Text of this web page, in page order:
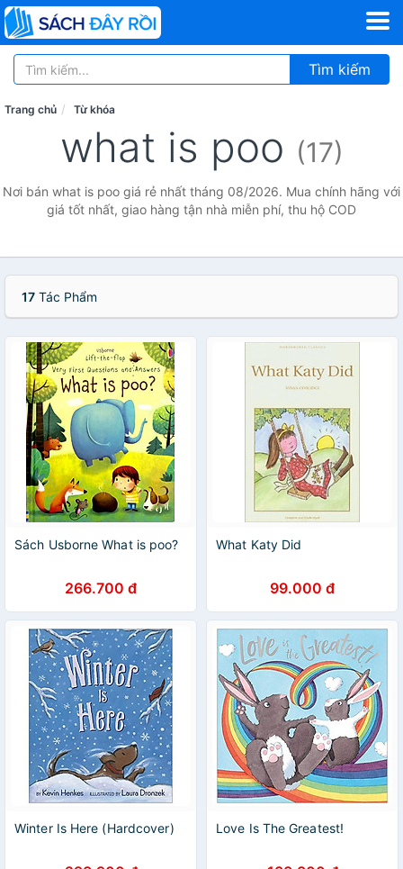
Tìm kiếm
Trang chủ Từ khóa
what is poo (17)
Nơi bán what is poo giá rẻ nhất tháng 08/2026. Mua chính hãng với
giá tốt nhất, giao hàng tận nhà miễn phí, thu hộ COD
17 Tác Phẩm
Sách Usborne What is poo?
266.700 đ
What Katy Did
99.000 đ
Winter Is Here (Hardcover) Love Is The Greatest!